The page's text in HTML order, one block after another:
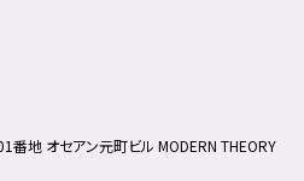
地 オセアン元町ビル MODERN THEORY